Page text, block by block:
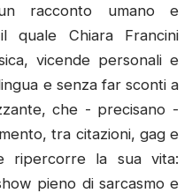
racconto umano e
quale Chiara Francini
vicende personali e
e senza far sconti a
che - precisano -
tra citazioni, gag e
ripercorre la sua vita:
pieno di sarcasmo e